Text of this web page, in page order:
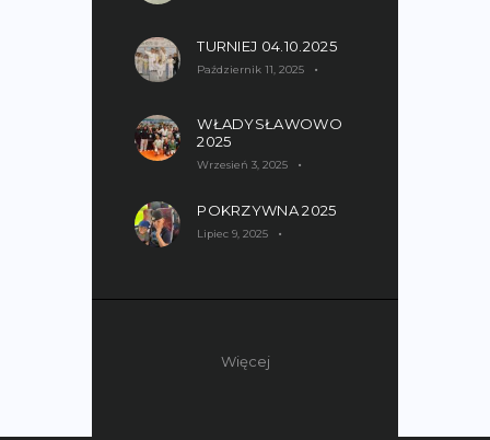
TURNIEJ 04.10.2025
Październik 11, 2025
WŁADYSŁAWOWO
2025
Wrzesień 3, 2025
POKRZYWNA 2025
Lipiec 9, 2025
Więcej